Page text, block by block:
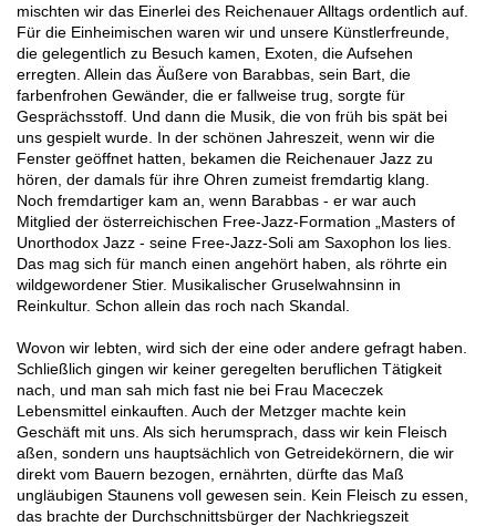
mischten wir das Einerlei des Reichenauer Alltags ordentlich auf.
Für die Einheimischen waren wir und unsere Künstlerfreunde,
die gelegentlich zu Besuch kamen, Exoten, die Aufsehen
erregten. Allein das Äußere von Barabbas, sein Bart, die
farbenfrohen Gewänder, die er fallweise trug, sorgte für
Gesprächsstoff. Und dann die Musik, die von früh bis spät bei
uns gespielt wurde. In der schönen Jahreszeit, wenn wir die
Fenster geöffnet hatten, bekamen die Reichenauer Jazz zu
hören, der damals für ihre Ohren zumeist fremdartig klang.
Noch fremdartiger kam an, wenn Barabbas - er war auch
Mitglied der österreichischen Free-Jazz-Formation „Masters of
Unorthodox Jazz - seine Free-Jazz-Soli am Saxophon los lies.
Das mag sich für manch einen angehört haben, als röhrte ein
wildgewordener Stier. Musikalischer Gruselwahnsinn in
Reinkultur. Schon allein das roch nach Skandal.
Wovon wir lebten, wird sich der eine oder andere gefragt haben.
Schließlich gingen wir keiner geregelten beruflichen Tätigkeit
nach, und man sah mich fast nie bei Frau Maceczek
Lebensmittel einkauften. Auch der Metzger machte kein
Geschäft mit uns. Als sich herumsprach, dass wir kein Fleisch
aßen, sondern uns hauptsächlich von Getreidekörnern, die wir
direkt vom Bauern bezogen, ernährten, dürfte das Maß
ungläubigen Staunens voll gewesen sein. Kein Fleisch zu essen,
das brachte der Durchschnittsbürger der Nachkriegszeit